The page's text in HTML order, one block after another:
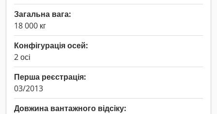
Загальна вага:
18 000 кг
Конфігурація осей:
2 осі
Перша реєстрація:
03/2013
Довжина вантажного відсіку: